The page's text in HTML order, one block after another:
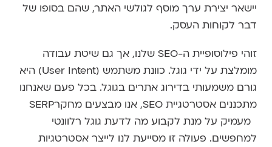
יישאר יצירת ערך מוסף לגולשי האתר, שהם בסופו של
דבר לקוחות העסק.
זוהי פילוסופיית ה-SEO שלנו, אך גם שיטת עבודה
מומלצת על ידי גוגל. כוונת משתמש (User Intent) היא
גורם משמעותי בדירוג אתרים בגוגל. בכל פעם שאנחנו
מתכננים אסטרטגיית SEO, אנו מבצעים מחקרSERP
מעמיק על מנת לקבוע מה לדעת גוגל רלוונטי
למחפשים. פעולה זו מסייעת לנו לייצר אסטרטגיות